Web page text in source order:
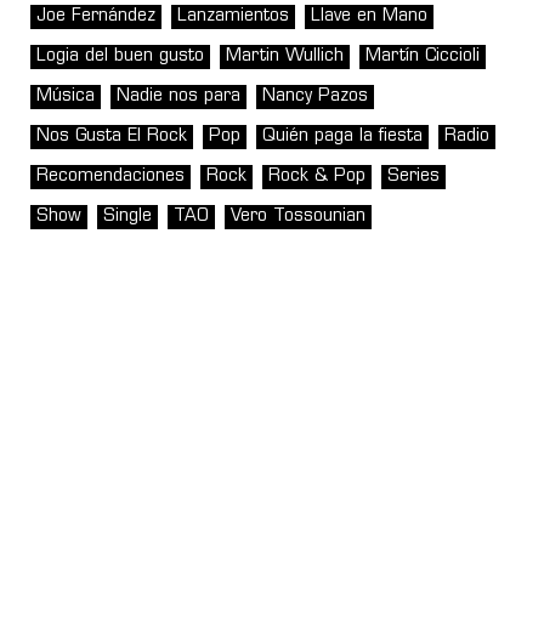
Joe Fernández Lanzamientos Llave en Mano
Logia del buen gusto Martin Wullich Martín Ciccioli
Música Nadie nos para Nancy Pazos
Nos Gusta El Rock Pop Quién paga la fiesta Radio
Recomendaciones Rock Rock & Pop Series
Show Single TAO Vero Tossounian